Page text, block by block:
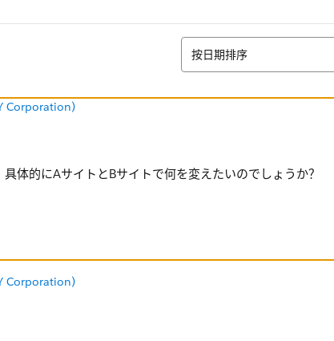
排序
按日期排序
Corporation)
体的にAサイトとBサイトで何を変えたいのでしょうか？
Corporation)